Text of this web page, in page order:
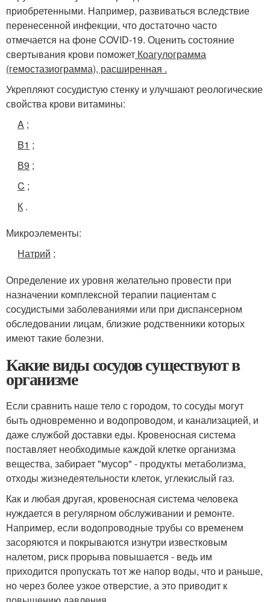
приобретенными. Например, развиваться вследствие
перенесенной инфекции, что достаточно часто
отмечается на фоне COVID-19. Оценить состояние
свертывания крови поможет Коагулограмма
(гемостазиограмма), расширенная .
Укрепляют сосудистую стенку и улучшают реологические
свойства крови витамины:
A ;
B1 ;
В9 ;
C ;
К .
Микроэлементы:
Натрий ;
Определение их уровня желательно провести при
назначении комплексной терапии пациентам с
сосудистыми заболеваниями или при диспансерном
обследовании лицам, близкие родственники которых
имеют такие болезни.
Какие виды сосудов существуют в
организме
Если сравнить наше тело с городом, то сосуды могут
быть одновременно и водопроводом, и канализацией, и
даже службой доставки еды. Кровеносная система
поставляет необходимые каждой клетке организма
вещества, забирает "мусор" - продукты метаболизма,
отходы жизнедеятельности клеток, углекислый газ.
Как и любая другая, кровеносная система человека
нуждается в регулярном обслуживании и ремонте.
Например, если водопроводные трубы со временем
засоряются и покрываются изнутри известковым
налетом, риск прорыва повышается - ведь им
приходится пропускать тот же напор воды, что и раньше,
но через более узкое отверстие, а это приводит к